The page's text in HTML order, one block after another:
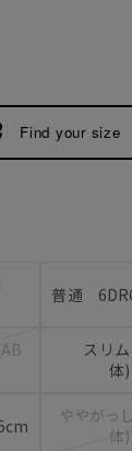
Find your size
普通
スリ
体
ややがっ
体